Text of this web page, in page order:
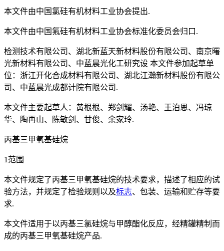
本文件由中国氯硅有机材料工业协会提出.
本文件由中国氟硅有机材料工业协会标准化委员会归口.
检测技术有限公司、湖北新蓝天新材料股份有限公司、南京曙
光新材料有限公司、中蓝晨光化工研究设 本文件参加起草单
位：浙江开化合成材料有限公司、湖北江瀚新材料股份有限公
司、中蓝晨光成都计院有限公司.
本文件主要起草人：黄根根、郑剑耀、汤艳、王泊恩、冯琼
华、陶再山、陈敏剑、甘俊、余家玲.
丙基三甲氧基硅烷
1范围
本文件规定了丙基三甲氧基硅烷的技术要求，描述了相应的试
验方法，并规定了检验规则以及标志、包装、运输和贮存等要
求.
本文件适用于以丙基三氯硅烷与甲醇酯化反应，经精罐精制而
成的丙基三甲氧基硅烷产品.